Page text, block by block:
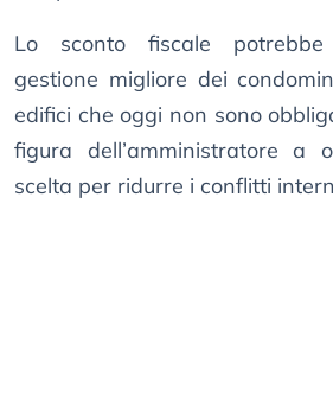
Lo sconto fiscale
gestione migliore dei
edifici che oggi non sono
figura dell’amministratore a
scelta per ridurre i conflitti